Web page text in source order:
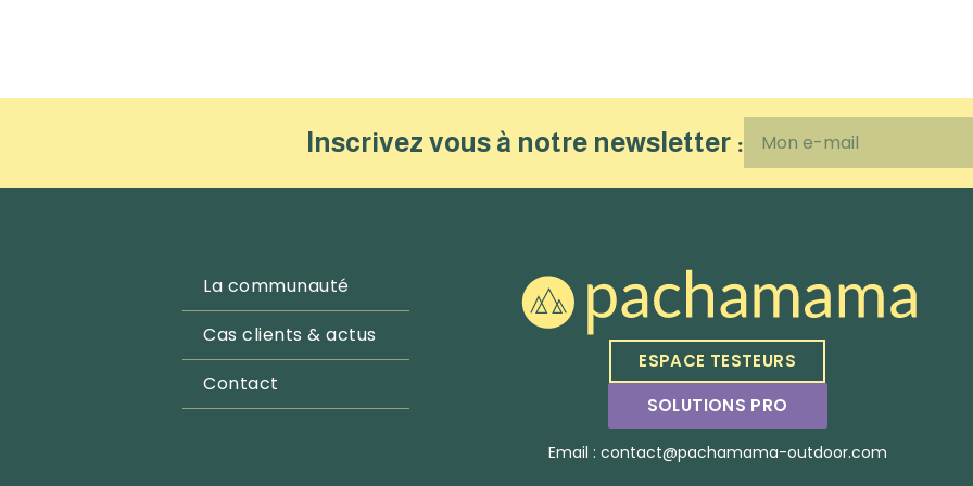
Inscrivez vous à notre newsletter :
La communauté
Cas clients & actus
Contact
ESPACE TESTEURS
SOLUTIONS PRO
Email : contact@pachamama-outdoor.com